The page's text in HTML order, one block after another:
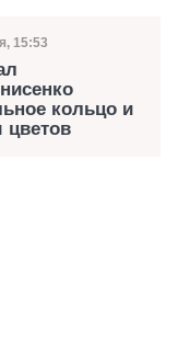
15:53
кольцо и
цветов